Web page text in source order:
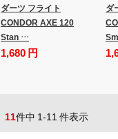
ダーツ フライト
CONDOR AXE 120
Stan …
1,680 円
ダ
11件中 1-11 件表示